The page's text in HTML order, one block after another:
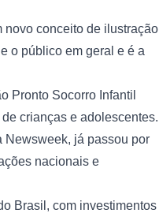
novo conceito de ilustração
o público em geral e é a
Pronto Socorro Infantil
crianças e adolescentes.
Newsweek, já passou por
nacionais e
Brasil, com investimentos